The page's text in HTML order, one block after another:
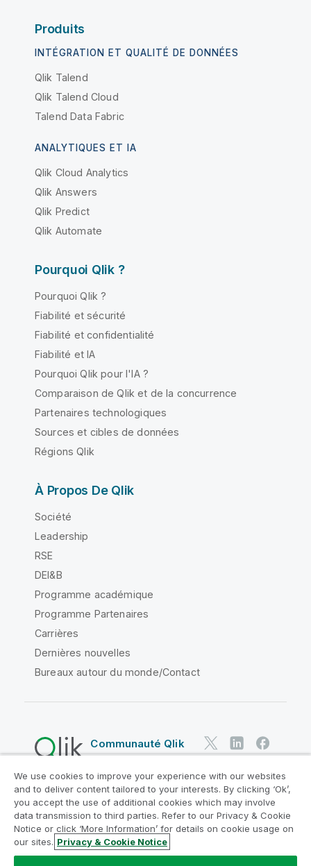
Produits
INTÉGRATION ET QUALITÉ DE DONNÉES
Qlik Talend
Qlik Talend Cloud
Talend Data Fabric
ANALYTIQUES ET IA
Qlik Cloud Analytics
Qlik Answers
Qlik Predict
Qlik Automate
Pourquoi Qlik ?
Pourquoi Qlik ?
Fiabilité et sécurité
Fiabilité et confidentialité
Fiabilité et IA
Pourquoi Qlik pour l'IA ?
Comparaison de Qlik et de la concurrence
Partenaires technologiques
Sources et cibles de données
Régions Qlik
À Propos De Qlik
Société
Leadership
RSE
DEI&B
Programme académique
Programme Partenaires
Carrières
Dernières nouvelles
Bureaux autour du monde/Contact
Communauté Qlik
Contrats juridiques
Conditions d'utilisation des produits
Legal Policies
Conditions légales
Conditions d'utilisation
Marques
Do Not Share My Info
We use cookies to improve your experience with our websites
and to deliver content tailored to your interests. By clicking ‘Ok’,
you accept the use of additional cookies which may involve
data transmission to third parties. Refer to our Privacy & Cookie
Notice or click ‘More Information’ for details on cookie usage on
our sites. Privacy & Cookie Notice